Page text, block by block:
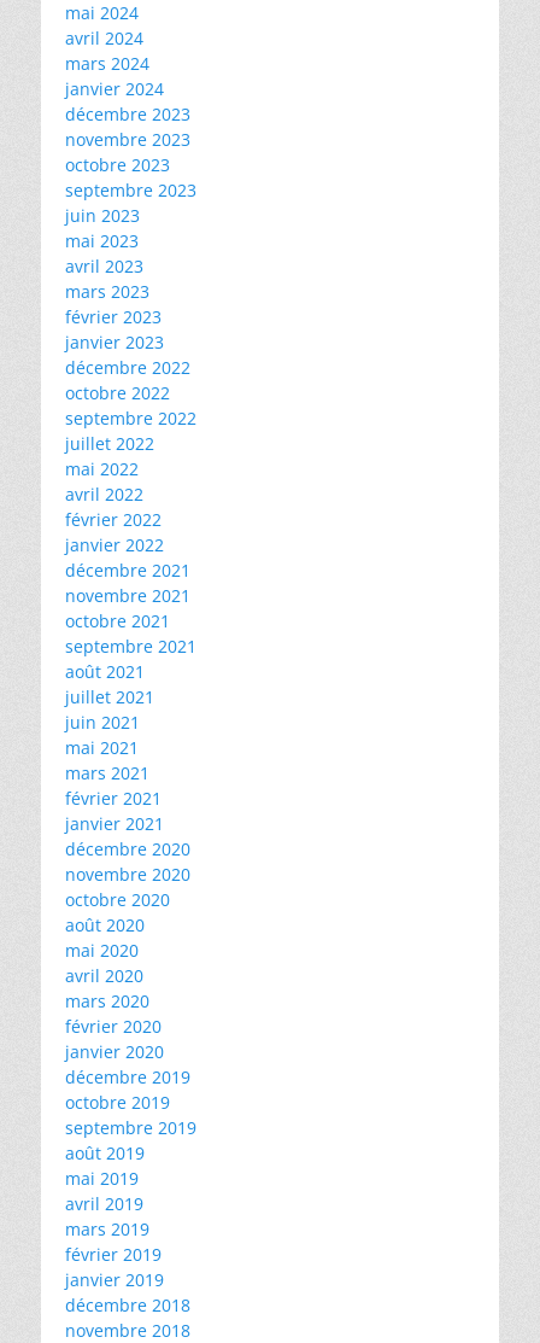
mai 2024
avril 2024
mars 2024
janvier 2024
décembre 2023
novembre 2023
octobre 2023
septembre 2023
juin 2023
mai 2023
avril 2023
mars 2023
février 2023
janvier 2023
décembre 2022
octobre 2022
septembre 2022
juillet 2022
mai 2022
avril 2022
février 2022
janvier 2022
décembre 2021
novembre 2021
octobre 2021
septembre 2021
août 2021
juillet 2021
juin 2021
mai 2021
mars 2021
février 2021
janvier 2021
décembre 2020
novembre 2020
octobre 2020
août 2020
mai 2020
avril 2020
mars 2020
février 2020
janvier 2020
décembre 2019
octobre 2019
septembre 2019
août 2019
mai 2019
avril 2019
mars 2019
février 2019
janvier 2019
décembre 2018
novembre 2018